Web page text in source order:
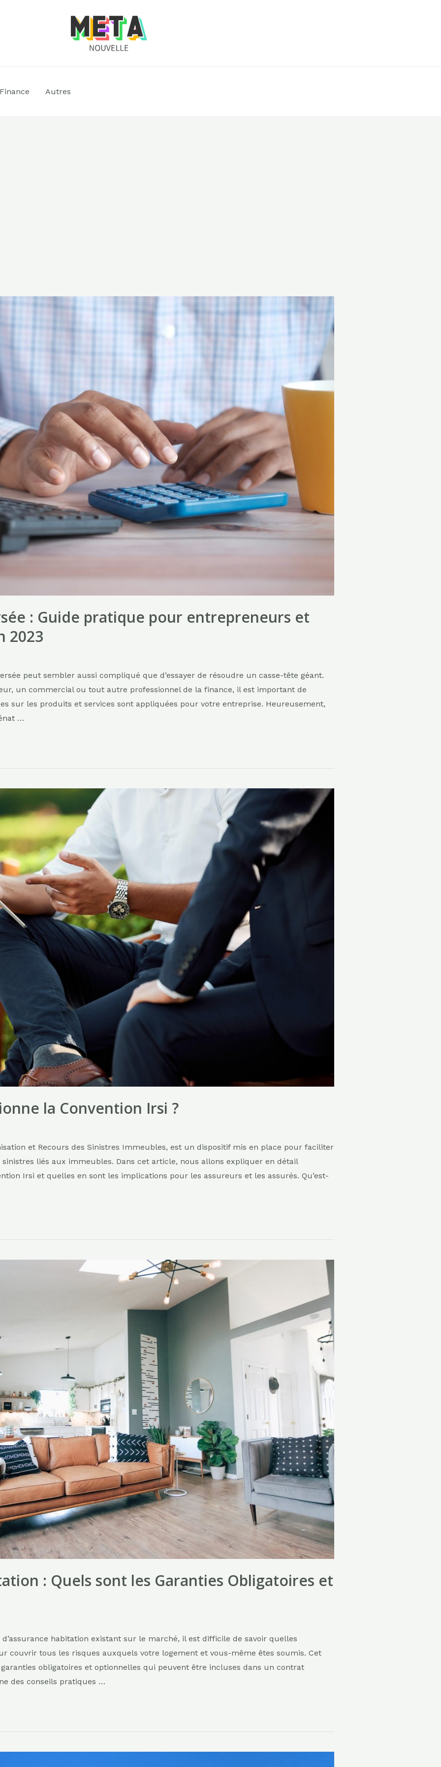
Finance Autres
: Guide pratique pour entrepreneurs et
2023
peut sembler aussi compliqué que d’essayer de résoudre un casse-tête géant.
un commercial ou tout autre professionnel de la finance, il est important de
sur les produits et services sont appliquées pour votre entreprise. Heureusement,
…
la Convention Irsi ?
et Recours des Sinistres Immeubles, est un dispositif mis en place pour faciliter
liés aux immeubles. Dans cet article, nous allons expliquer en détail
Irsi et quelles en sont les implications pour les assureurs et les assurés. Qu’est-
: Quels sont les Garanties Obligatoires et
habitation existant sur le marché, il est difficile de savoir quelles
couvrir tous les risques auxquels votre logement et vous-même êtes soumis. Cet
obligatoires et optionnelles qui peuvent être incluses dans un contrat
des conseils pratiques …